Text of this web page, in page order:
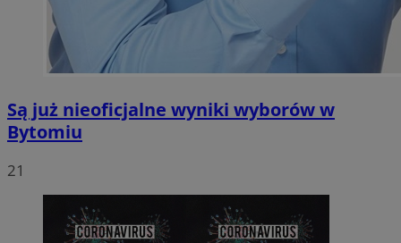
Są już nieoficjalne wyniki wyborów w
Bytomiu
21